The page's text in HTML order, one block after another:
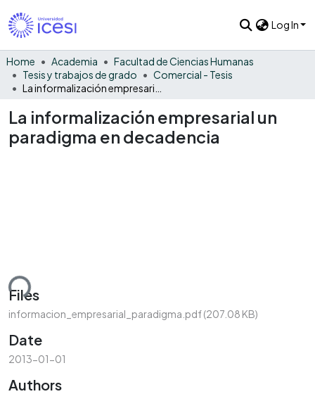
Log In
Home Academia
Facultad de Ciencias Humanas
Tesis y trabajos de grado
Comercial - Tesis
La informalización empresarial un
paradigma en decadencia
Files
informacion_empresarial_paradigma.pdf(207.08 KB)
Date
2013-01-01
Authors